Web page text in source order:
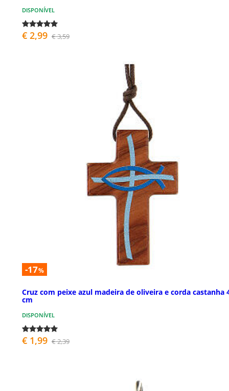
DISPONÍVEL
€ 2,99 € 3,59
-17%
Cruz com peixe azul madeira de oliveira e corda castanha
cm
DISPONÍVEL
€ 1,99 € 2,39